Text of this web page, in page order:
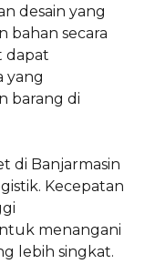
desain yang
secara
dapat
yang
barang di
di Banjarmasin
Kecepatan
menangani
lebih singkat.